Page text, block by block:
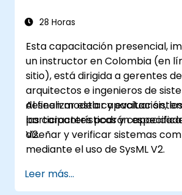
adecuada.
28 Horas
Esta capacitación presencial,
un instructor en Colombia (en
sitio), está dirigida a gerentes
arquitectos e ingenieros de
deseen modelar y evaluar
las características y
V2.
Al finalizar esta capacitación,
participantes podrán
diseñar y verificar sistemas
mediante el uso de SysML V2.
Leer más...